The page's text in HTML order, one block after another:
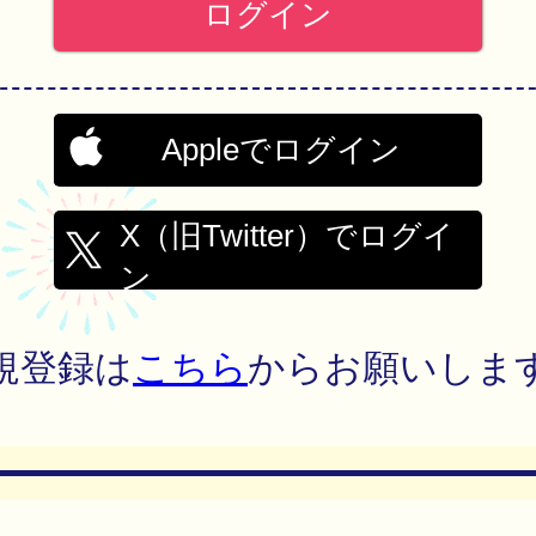
Appleでログイン
X（旧Twitter）でログイ
ン
登録はこちらからお願いしま